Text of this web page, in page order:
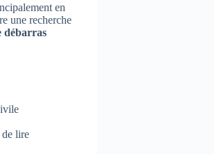
en
une recherche
débarras
de lire